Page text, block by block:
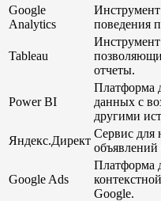
Google
Analytics
Инструмент
поведения
Tableau
отчеты.
Power BI
Платформа
данных с
другими
Яндекс.Директ
Сервис для
объявлений
Google Ads
Платформа
Google.